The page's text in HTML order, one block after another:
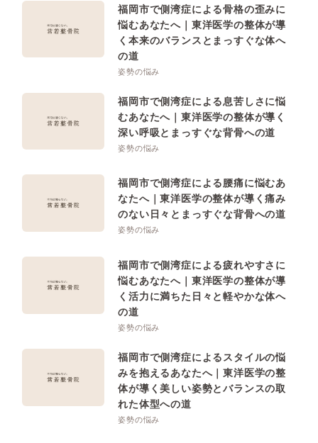
福岡市で側湾症による骨格の歪みに
悩むあなたへ｜東洋医学の整体が導
く本来のバランスとまっすぐな体へ
の道
姿勢の悩み
福岡市で側湾症による息苦しさに悩
むあなたへ｜東洋医学の整体が導く
深い呼吸とまっすぐな背骨への道
姿勢の悩み
福岡市で側湾症による腰痛に悩むあ
なたへ｜東洋医学の整体が導く痛み
のない日々とまっすぐな背骨への道
姿勢の悩み
福岡市で側湾症による疲れやすさに
悩むあなたへ｜東洋医学の整体が導
く活力に満ちた日々と軽やかな体へ
の道
姿勢の悩み
福岡市で側湾症によるスタイルの悩
みを抱えるあなたへ｜東洋医学の整
体が導く美しい姿勢とバランスの取
れた体型への道
姿勢の悩み